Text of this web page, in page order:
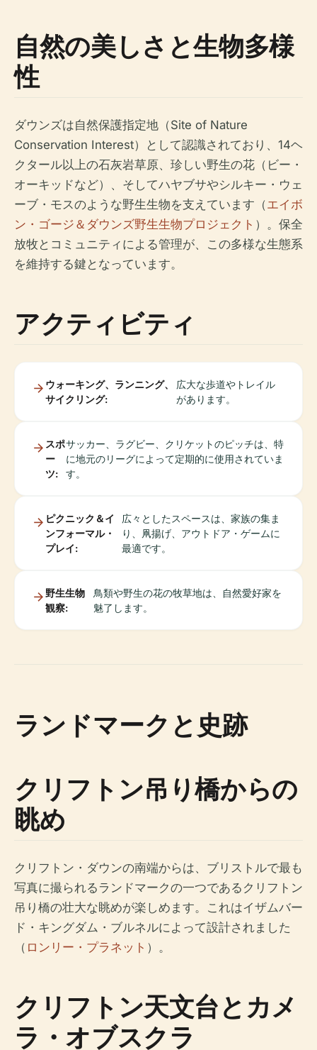
自然の美しさと生物多様
性
ダウンズは自然保護指定地（Site of Nature
Conservation Interest）として認識されており、14ヘ
クタール以上の石灰岩草原、珍しい野生の花（ビー・
オーキッドなど）、そしてハヤブサやシルキー・ウェ
ーブ・モスのような野生生物を支えています（エイボ
ン・ゴージ＆ダウンズ野生生物プロジェクト ）。保全
放牧とコミュニティによる管理が、この多様な生態系
を維持する鍵となっています。
アクティビティ
ウォーキング、ランニング、
サイクリング:
広大な歩道やトレイル
があります。
スポ
ー
ツ:
サッカー、ラグビー、クリケットのピッチは、特
に地元のリーグによって定期的に使用されていま
す。
ピクニック＆イ
ンフォーマル・
プレイ:
広々としたスペースは、家族の集ま
り、凧揚げ、アウトドア・ゲームに
最適です。
野生生物
観察:
鳥類や野生の花の牧草地は、自然愛好家を
魅了します。
ランドマークと史跡
クリフトン吊り橋からの
眺め
クリフトン・ダウンの南端からは、ブリストルで最も
写真に撮られるランドマークの一つであるクリフトン
吊り橋の壮大な眺めが楽しめます。これはイザムバー
ド・キングダム・ブルネルによって設計されました
（ ロンリー・プラネット ）。
クリフトン天文台とカメ
ラ・オブスクラ